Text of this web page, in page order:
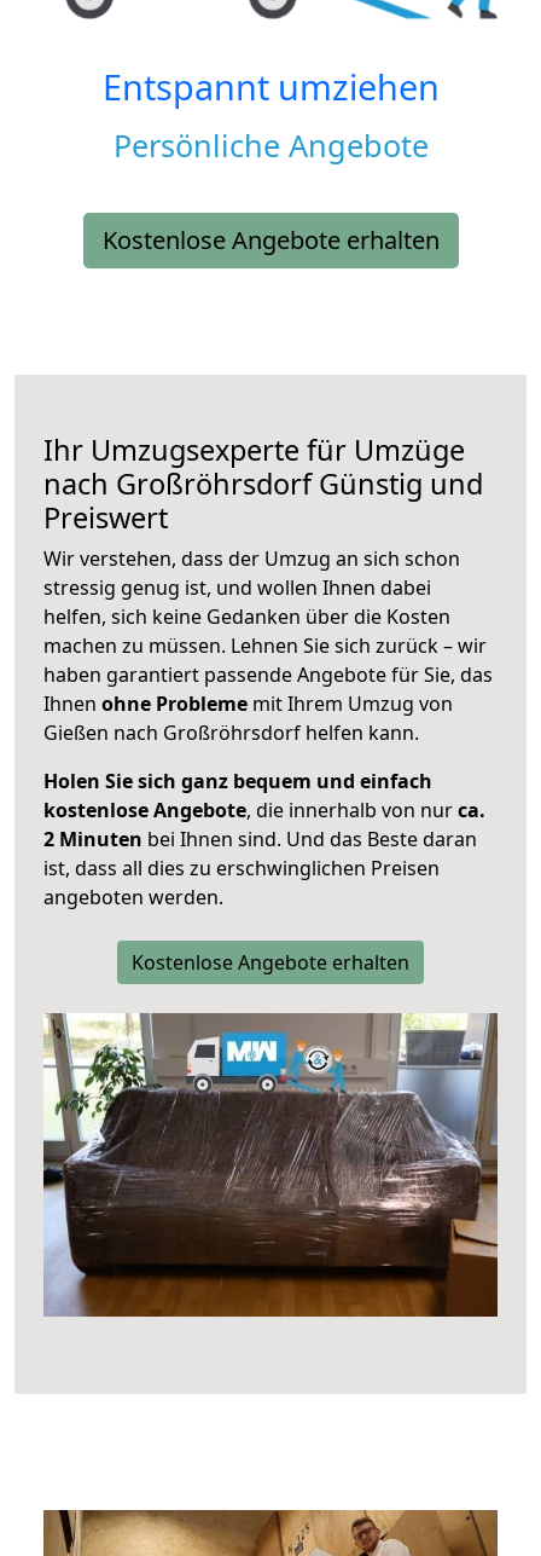
Entspannt umziehen
Persönliche Angebote
Kostenlose Angebote erhalten
Ihr Umzugsexperte für Umzüge
nach GroßröhrsdorfGünstig und
Preiswert
Wir verstehen, dass der Umzug an sich schon
stressig genug ist, und wollen Ihnen dabei
helfen, sich keine Gedanken über die Kosten
machen zu müssen. Lehnen Sie sich zurück – wir
haben garantiert passende Angebote für Sie, das
Ihnen ohne Probleme mit Ihrem Umzug von
Gießen nach Großröhrsdorf helfen kann.
Holen Sie sich ganz bequem und einfach
kostenlose Angebote, die innerhalb von nurca.
2 Minuten bei Ihnen sind. Und das Beste daran
ist, dass all dies zu erschwinglichen Preisen
angeboten werden.
Kostenlose Angebote erhalten